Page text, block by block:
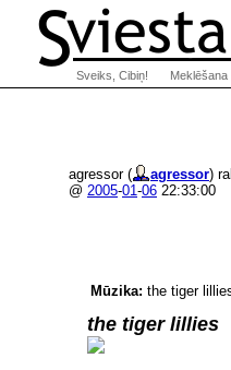
agressor ( agressor)
@ 2005-01-06 22:33:00
Mūzika: the tiger
the tiger lillies
Sveiks, Cibiņ! Meklēšana